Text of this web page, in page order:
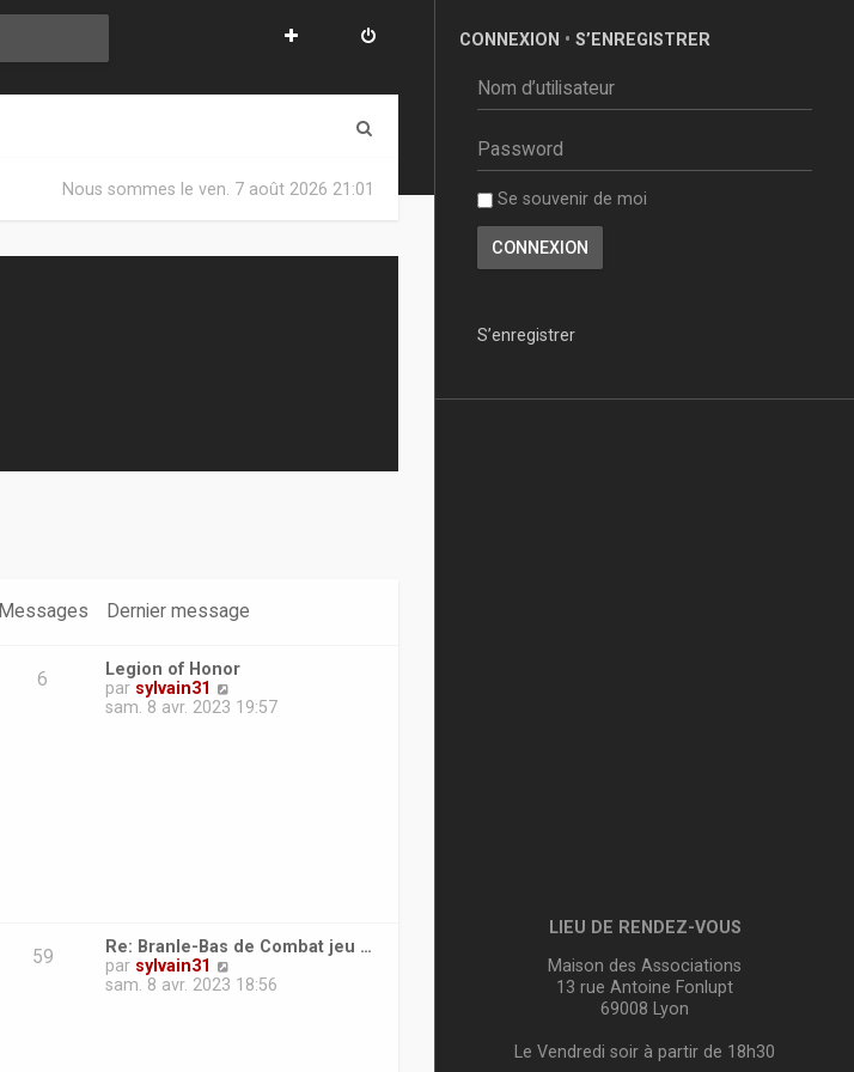
Nous sommes le ven. 7 août 2026 21:01
Messages Dernier message
6
Legion of Honor
par sylvain31
o
m
e
s
sam. 8 avr. 2023 19:57
59
Re: Branle-Bas de Combat jeu …
par sylvain31
o
sam. 8 avr. 2023 18:56
CONNEXION • S’ENREGISTRER
Se souvenir de moi
S’enregistrer
LIEU DE RENDEZ-VOUS
Maison des Associations
13 rue Antoine Fonlupt
69008 Lyon
Le Vendredi soir à partir de 18h30